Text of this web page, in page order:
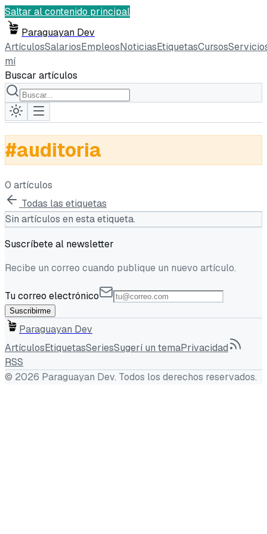
Saltar al contenido principal
Paraguayan Dev
ArtículosSalariosEmpleosNoticiasEtiquetasCursos
mí
Buscar artículos
#auditoria
0 artículos
Todas las etiquetas
Sin artículos en esta etiqueta.
Suscríbete al newsletter
Recibe un correo cuando publique un nuevo artículo.
Tu correo electrónico
Suscribirme
Paraguayan Dev
ArtículosEtiquetasSeriesSugerí un temaPrivacidad
RSS
© 2026 Paraguayan Dev. Todos los derechos reservados.